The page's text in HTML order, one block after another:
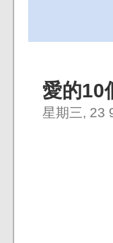
愛的10
星期三, 23